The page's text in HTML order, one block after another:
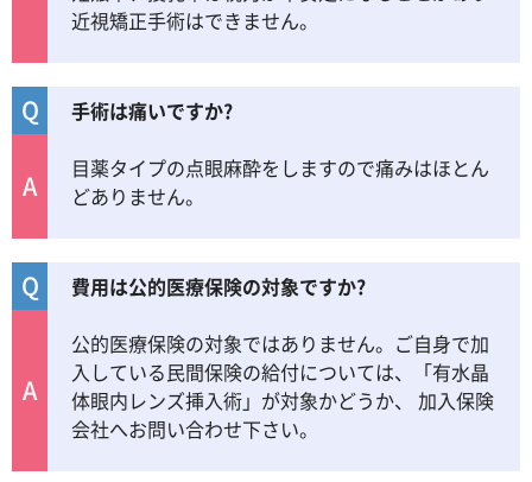
近視矯正手術はできません。
Q 手術は痛いですか?
A
目薬タイプの点眼麻酔をしますので痛みはほとん
どありません。
Q 費用は公的医療保険の対象ですか?
A
公的医療保険の対象ではありません。ご自身で加
入している民間保険の給付については、「有水晶
体眼内レンズ挿入術」が対象かどうか、 加入保険
会社へお問い合わせ下さい。